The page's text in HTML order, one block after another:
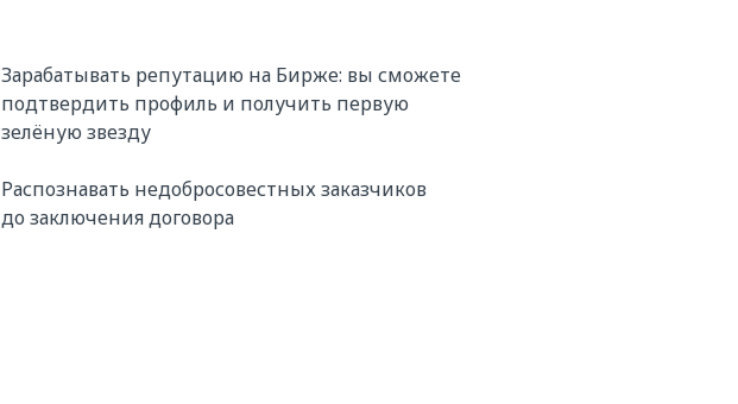
Зарабатывать репутацию на Бирже: вы сможете
подтвердить профиль и получить первую
зелёную звезду
Распознавать недобросовестных заказчиков
до заключения договора